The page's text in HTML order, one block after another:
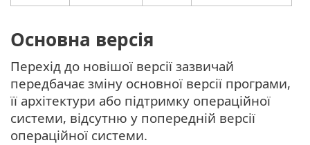
Основна версія
Перехід до новішої версії зазвичай
передбачає зміну основної версії програми,
її архітектури або підтримку операційної
системи, відсутню у попередній версії
операційної системи.